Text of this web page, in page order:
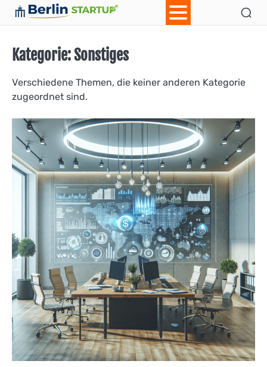
Skip
Kategorie:Sonstiges
Verschiedene Themen, die keiner anderen Kategorie
zugeordnet sind.